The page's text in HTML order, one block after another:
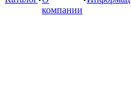
компании